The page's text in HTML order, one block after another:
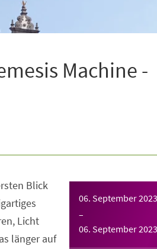
Machine -
06. September 2023
–
06. September 2023
Blick
Licht
länger auf